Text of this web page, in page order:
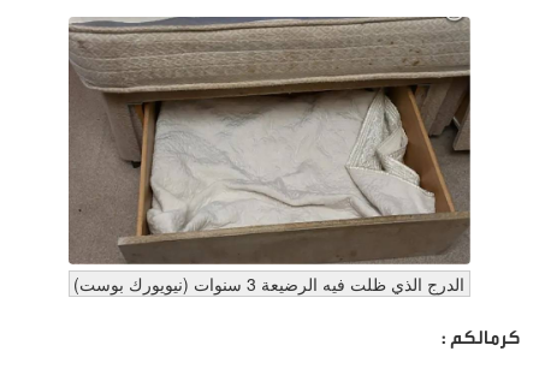
الدرج الذي ظلت فيه الرضيعة 3 سنوات (نيويورك بوست)
كرمالكم :